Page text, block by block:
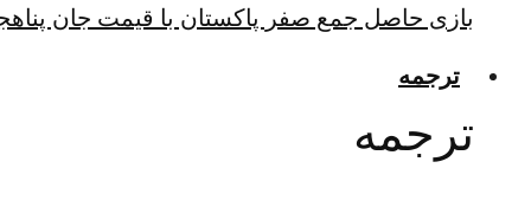
بازی حاصل جمع صفر پاکستان با قیمت جان
ترجمه
ترجمه